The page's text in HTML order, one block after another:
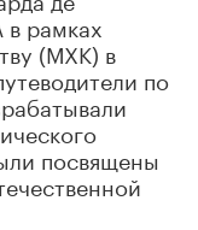
в рамках
(МХК) в
по
посвящены